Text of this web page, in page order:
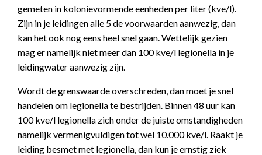
gemeten in kolonievormende eenheden per liter (kve/l).
Zijn in je leidingen alle 5 de voorwaarden aanwezig, dan
kan het ook nog eens heel snel gaan. Wettelijk gezien
mag er namelijk niet meer dan 100 kve/l legionella in je
leidingwater aanwezig zijn.
Wordt de grenswaarde overschreden, dan moet je snel
handelen om legionella te bestrijden. Binnen 48 uur kan
100 kve/l legionella zich onder de juiste omstandigheden
namelijk vermenigvuldigen tot wel 10.000 kve/l. Raakt je
leiding besmet met legionella, dan kun je ernstig ziek